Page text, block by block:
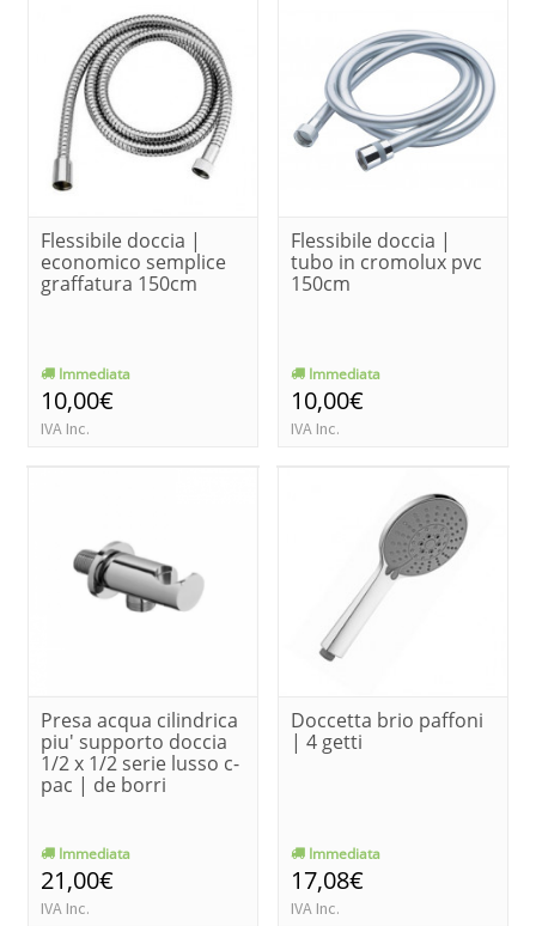
Flessibile doccia |
economico semplice
graffatura 150cm
Immediata
10,00€
IVA Inc.
Flessibile doccia |
tubo in cromolux pvc
150cm
Immediata
10,00€
IVA Inc.
Presa acqua cilindrica
piu' supporto doccia
1/2 x 1/2 serie lusso c-
pac | de borri
Immediata
21,00€
IVA Inc.
Doccetta brio paffoni
| 4 getti
Immediata
17,08€
IVA Inc.